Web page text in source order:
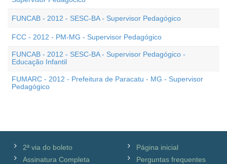
FUNCAB - 2012 - SESC-BA - Supervisor Pedagógico
FCC - 2012 - PM-MG - Supervisor Pedagógico
FUNCAB - 2012 - SESC-BA - Supervisor Pedagógico -
Educação Infantil
FUMARC - 2012 - Prefeitura de Paracatu - MG - Supervisor
Pedagógico
2ª via do boleto
Assinatura Completa
Página inicial
Perguntas frequentes